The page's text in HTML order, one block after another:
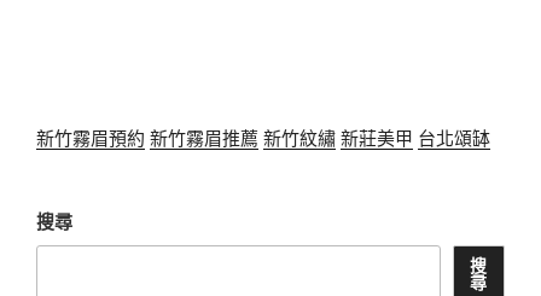
新竹霧眉預約 新竹霧眉推薦 新竹紋繡新莊美甲 台北頌缽
搜尋
搜
尋